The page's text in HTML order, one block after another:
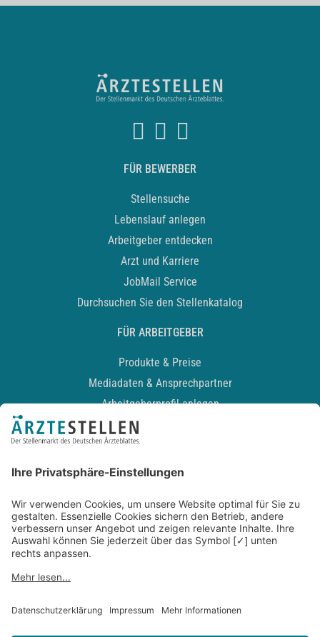
FÜR BEWERBER
Stellensuche
Lebenslauf anlegen
Arbeitgeber entdecken
Arzt und Karriere
JobMail Service
Durchsuchen Sie den Stellenkatalog
FÜR ARBEITGEBER
Produkte & Preise
Mediadaten & Ansprechpartner
Arbeitgeberprofil anlegen
Recruiting-Podcast
Kontakt
Datenschutz
Newsletter